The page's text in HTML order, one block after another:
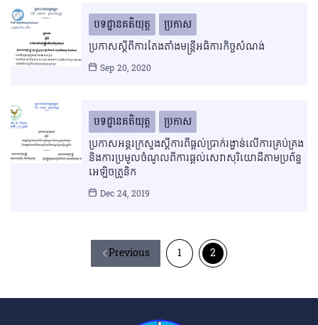
បទដ្ឋានគតិយុត្ត ប្រកាស
ប្រកាសស្ដីពីការតែងតាំងមន្រ្តីអធិការកិច្ចសំណង់
Sep 20, 2020
បទដ្ឋានគតិយុត្ត ប្រកាស
ប្រកាសអន្តរក្រសួងស្ដីការពីផ្ដល់ប្រាក់រង្វាន់លើការគ្រប់គ្រង
និងការប្រមូលចំណូលពីការផ្ដល់សេវាសុរិយោដីតាមប្រព័ន្ធ
អេឡិចត្រូនិក
Dec 24, 2019
Previous 1 2